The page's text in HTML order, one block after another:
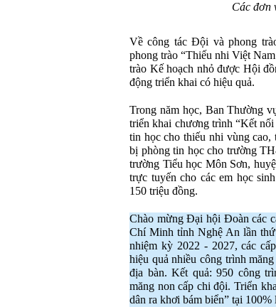
Các đơn
Về công tác Đội và phong
phong trào “Thiếu nhi Việt
trào Kế hoạch nhỏ được Hội
động triển khai có hiệu quả.
Trong năm học, Ban Thường
triển khai chương trình “Kết
tin học cho thiếu nhi vùng
bị phòng tin học cho trường
trường Tiểu học Môn Sơn,
trực tuyến cho các em học
150 triệu đồng.
Chào mừng Đại hội Đoàn các
Chí Minh tỉnh Nghệ An lần
nhiệm kỳ 2022 - 2027, các
hiệu quả nhiều công trình
địa bàn. Kết quả: 950 công
măng non cấp chi đội. Triển
dân ra khơi bám biển” tại 100%